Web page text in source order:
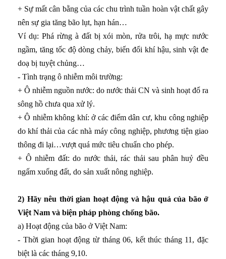
+ Sự mất cân bằng của các chu trình tuần hoàn vật chất gây
nên sự gia tăng bão lụt, hạn hán…
Ví dụ: Phá rừng à đất bị xói mòn, rửa trôi, hạ mực nước
ngầm, tăng tốc độ dòng chảy, biến đổi khí hậu, sinh vật đe
doạ bị tuyệt chủng…
- Tình trạng ô nhiễm môi trường:
+ Ô nhiễm nguồn nước: do nước thải CN và sinh hoạt đổ ra
sông hồ chưa qua xử lý.
+ Ô nhiễm không khí: ở các điểm dân cư, khu công nghiệp
do khí thải của các nhà máy công nghiệp, phương tiện giao
thông đi lại…vượt quá mức tiêu chuẩn cho phép.
+ Ô nhiễm đất: do nước thải, rác thải sau phân huỷ đều
ngấm xuống đất, do sản xuất nông nghiệp.
2) Hãy nêu thời gian hoạt động và hậu quả của bão ở
Việt Nam và biện pháp phòng chống bão.
a) Hoạt động của bão ở Việt Nam:
- Thời gian hoạt động từ tháng 06, kết thúc tháng 11, đặc
biệt là các tháng 9,10.